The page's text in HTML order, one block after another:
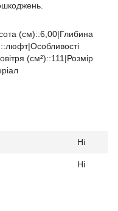
(см)::6,00|Глибина
(см²)::111|Розмір
Ні
Ні